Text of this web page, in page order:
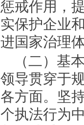
惩戒作用，
实保护企业
进国家治理
（二）基
领导贯穿于
各方面。坚
个执法行为